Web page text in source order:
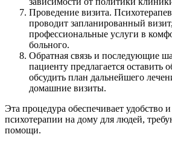
Проведение визита.
проводит запланированный
профессиональные услуги в
больного.
Обратная связь и последующие
пациенту предлагается оставить
обсудить план дальнейшего
домашние визиты.
Эта процедура обеспечивает удобство
психотерапии на дому для людей,
помощи.